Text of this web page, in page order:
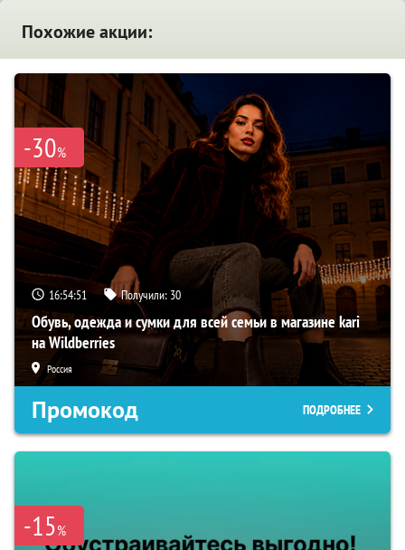
Похожие акции:
-30%
16:54:51 Получили: 30
Обувь, одежда и сумки для всей семьи в магазине kari
на Wildberries
Россия
Промокод ПОДРОБНЕЕ
-15%